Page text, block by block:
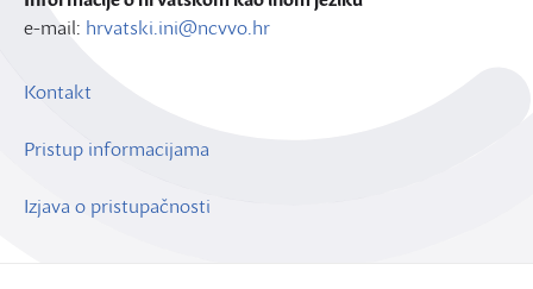
e-mail: hrvatski.ini@ncvvo.hr
Kontakt
Pristup informacijama
Izjava o pristupačnosti